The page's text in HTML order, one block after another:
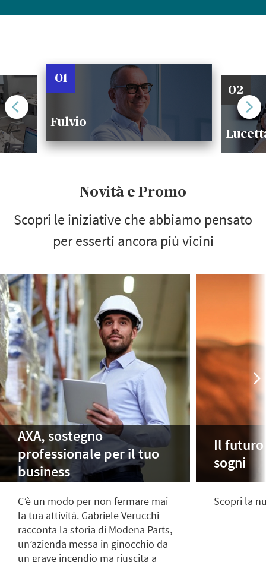
Fulvio
01
02
Novità e Promo
Scopri le iniziative che abbiamo pensato
per esserti ancora più vicini
AXA, sostegno
professionale per il tuo
business
C’è un modo per non fermare mai
la tua attività. Gabriele Verucchi
racconta la storia di Modena Parts,
un’azienda messa in ginocchio da
un grave incendio ma riuscita a
Il
sogni
Scopri la